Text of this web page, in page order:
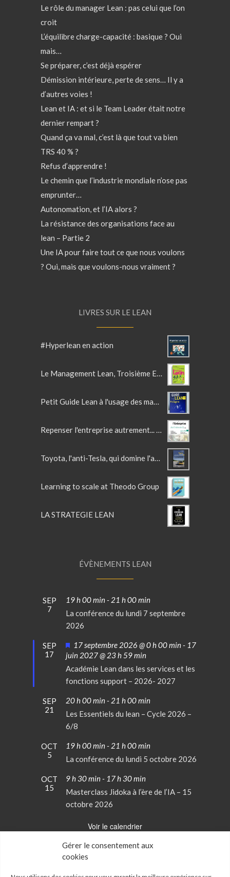
Gérer le consentement aux
cookies
Le rôle du manager Lean : pas celui que l’on
croit
L’équilibre charge-capacité : basique ? Oui
mais…
Se préparer, c’est déjà espérer
Démission intérieure, perte de sens… Il y a
d’autres voies !
Lean et IA : et si le Team Leader était notre
dernier rempart ?
Quand ça va mal, c’est là que tout va bien
TRS 40 % ?
Refus d’apprendre !
Le chemin que l’industrie mondiale n’ose pas
emprunter…
Autonomation, et l’IA alors ?
La résistance des organisations face au
lean – Partie 2
Une IA pour faire tout ce que nous voulons
? Oui, mais que voulons-nous vraiment ?
LIVRES SUR LE LEAN
#Hyperlean en action
Le Management Lean, Troisième Edition actualisée
Petit Guide Lean à l'usage des managers
Repenser l'entreprise autrement... avec le lean
Toyota, l'anti-Tesla, qui domine l'automobile
Learning to scale at Theodo Group
LA STRATEGIE LEAN
ÉVÈNEMENTS LEAN
SEP
7
19 h 00 min- 21 h 00 min
La conférence du lundi 7 septembre
2026
SEP
17
Mis
en
avant
17 septembre 2026 @ 0 h 00 min- 17
juin 2027 @ 23 h 59 min
Académie Lean dans les services et les
fonctions support – 2026- 2027
SEP
21
20 h 00 min- 21 h 00 min
Les Essentiels du lean – Cycle 2026 –
6/8
OCT
5
19 h 00 min- 21 h 00 min
La conférence du lundi 5 octobre 2026
OCT
15
9 h 30 min- 17 h 30 min
Masterclass Jidoka à l’ère de l’IA – 15
octobre 2026
Voir le calendrier